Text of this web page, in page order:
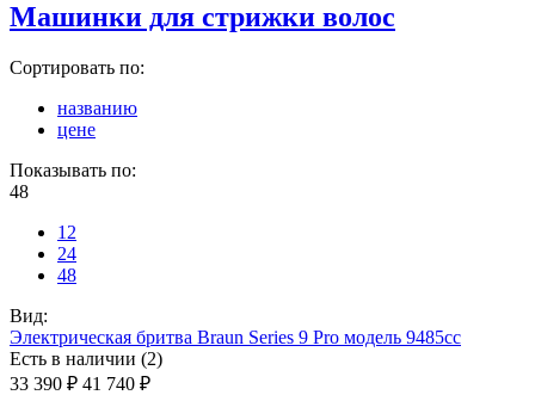
Машинки для стрижки волос
Сортировать по:
названию
цене
Показывать по:
48
12
24
48
Вид:
Электрическая бритва Braun Series 9 Pro модель 9485cc
Есть в наличии (2)
33 390 ₽ 41 740 ₽